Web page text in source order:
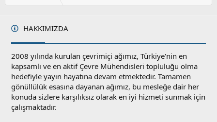
HAKKIMIZDA
2008 yılında kurulan çevrimiçi ağımız, Türkiye'nin en
kapsamlı ve en aktif Çevre Mühendisleri topluluğu olma
hedefiyle yayın hayatına devam etmektedir. Tamamen
gönüllülük esasına dayanan ağımız, bu mesleğe dair her
konuda sizlere karşılıksız olarak en iyi hizmeti sunmak için
çalışmaktadır.